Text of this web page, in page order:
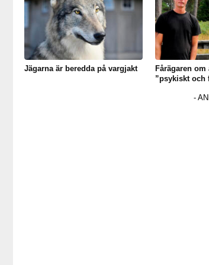
Jägarna är beredda på vargjakt
Fårägaren om
”psykiskt och